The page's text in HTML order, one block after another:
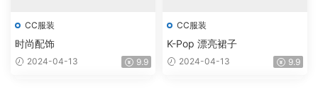
CC服装
时尚配饰
2024-04-13 9.9
CC服装
K-Pop 漂亮裙子
2024-04-13 9.9